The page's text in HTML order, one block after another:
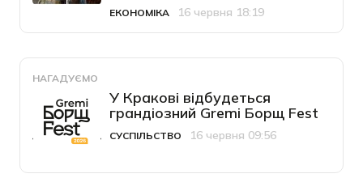
Категорія
ЕКОНОМІКА
Дата публікації
16 червня 18:19
НАГАДУЄМО
У Кракові відбудеться
грандіозний Gremi Борщ Fest
Категорія
СУСПІЛЬСТВО
Дата публікації16 червня 09:56